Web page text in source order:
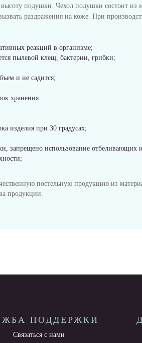
подушки. Чехол подушки состоит из
раздражения на коже. При
реакций в организме;
пылевой клещ, бактерии, грибки;
и не садится;
хранения.
изделия при 30 градусах;
запрещено использование
постельную продукцию из
продукции.
ПОДДЕРЖКИ
Связаться с нами